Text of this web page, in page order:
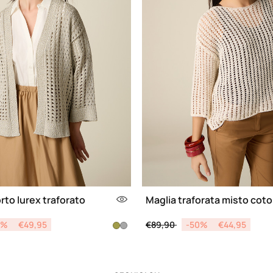
lurex traforato
from€49,95
Maglia traforata misto
Price reduced from
€89,90 to-50% €44,95